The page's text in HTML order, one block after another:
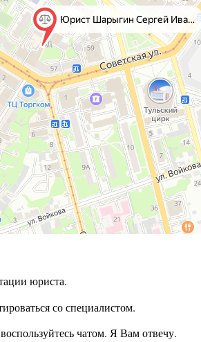
юриста.
со специалистом.
чатом. Я Вам отвечу.